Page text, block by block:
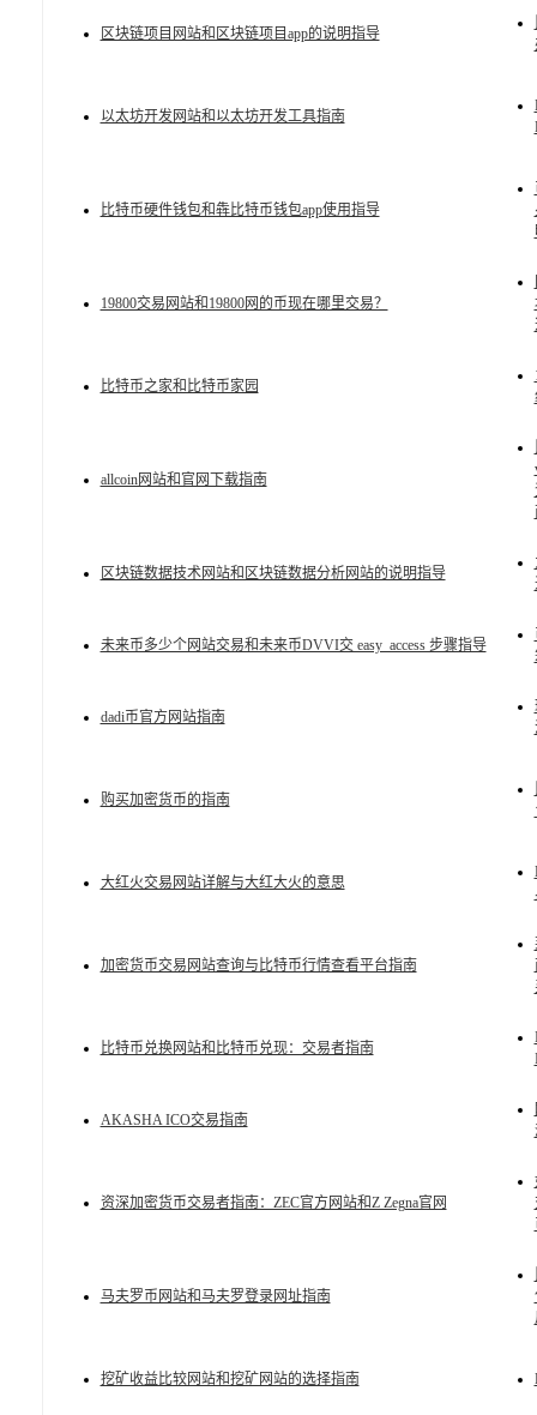
区块链项目网站和区块链项目app的说明指导
以太坊开发网站和以太坊开发工具指南
比特币硬件钱包和犇比特币钱包app使用指导
19800交易网站和19800网的币现在哪里交易？
比特币之家和比特币家园
allcoin网站和官网下载指南
区块链数据技术网站和区块链数据分析网站的说明指导
未来币多少个网站交易和未来币DVVI交 easy_access 步骤指导
dadi币官方网站指南
购买加密货币的指南
大红火交易网站详解与大红大火的意思
加密货币交易网站查询与比特币行情查看平台指南
比特币兑换网站和比特币兑现：交易者指南
AKASHA ICO交易指南
资深加密货币交易者指南：ZEC官方网站和Z Zegna官网
马夫罗币网站和马夫罗登录网址指南
挖矿收益比较网站和挖矿网站的选择指南